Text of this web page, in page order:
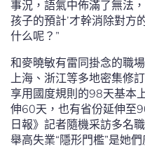
事況，語氣中佈滿了無法
孩子的預計’才幹消除對方
什么呢？”
和麥曉敏有雷同掛念的職
上海、浙江等多地密集修
享用國度規則的98天基本
伸60天，也有省份延伸至
日報》記者隨機采訪多名
舉高失業“隱形門檻”是她